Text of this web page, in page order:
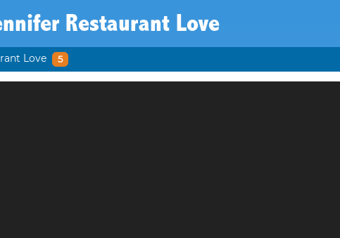
Restaurant Love
Love 5